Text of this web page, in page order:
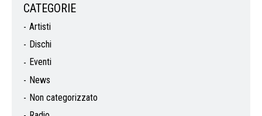
CATEGORIE
Artisti
Dischi
Eventi
News
Non categorizzato